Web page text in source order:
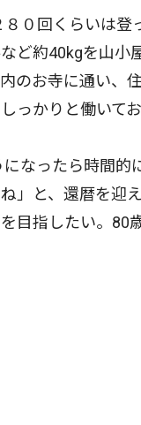
０回くらいは登
ど約40kgを山
のお寺に通い、
っかりと働いて
なったら時間的
」と、還暦を迎
目指したい。